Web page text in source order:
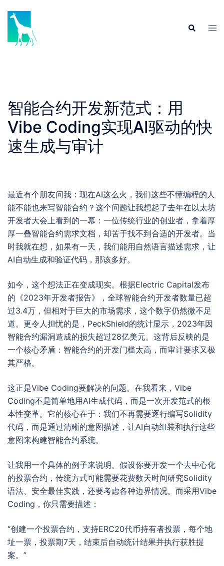
content
Search
智能合约开发新范式：用
Vibe Coding实现AI驱动的快
速生成与审计
最近有个朋友问我：现在AI这么火，我们这些不懂编程的人
能不能也来写智能合约？这个问题让我想起了去年在以太坊
开发者大会上看到的一幕：一位传统行业的创业者，拿着厚
厚一叠智能合约需求文档，却苦于找不到合适的开发者。当
时我就在想，如果有一天，我们能用自然语言描述需求，让
AI自动生成和验证代码，那该多好。
如今，这个想法正在变成现实。根据Electric Capital发布
的《2023年开发者报告》，全球智能合约开发者数量已超
过3.4万，但相对于巨大的市场需求，这个数字仍然微不足
道。更令人担忧的是，PeckShield的统计显示，2023年因
智能合约漏洞造成的损失超过28亿美元。这背后反映的是
一个核心矛盾：智能合约的开发门槛太高，而审计要求又极
其严格。
这正是Vibe Coding要解决的问题。在我看来，Vibe
Coding不是简单地用AI生成代码，而是一次开发范式的根
本性变革。它的核心在于：我们不再需要逐行编写Solidity
代码，而是通过清晰的意图描述，让AI自动组装和执行这些
意图来构建智能合约系统。
让我用一个具体的例子来说明。假设你要开发一个去中心化
的投票合约，传统方式可能需要花费数天时间研究Solidity
语法、安全最佳实践，还要考虑各种边界情况。而采用Vibe
Coding，你只需要描述：
“创建一个投票合约，支持ERC20代币持有者投票，每个地
址一票，投票期7天，结束后自动统计结果并执行获胜提
案。”